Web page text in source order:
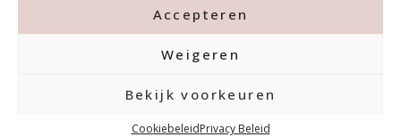
Accepteren
Weigeren
Bekijk voorkeuren
CookiebeleidPrivacy Beleid
info@mfacademy.nl